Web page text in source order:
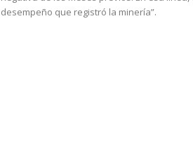
desempeño que registró la minería”.